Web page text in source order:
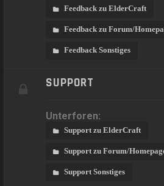
Feedback zu ElderCraft
Feedback zu Forum/
Feedback Sonstiges
SUPPORT
Unterforen:
Support zu ElderCraft
Support zu Forum/
Support Sonstiges